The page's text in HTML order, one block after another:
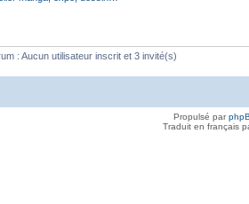
: Aucun utilisateur inscrit et 3 invité(s)
Propulsé par
Traduit en français